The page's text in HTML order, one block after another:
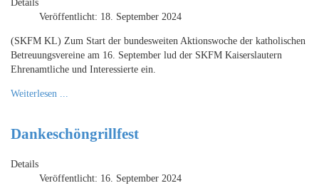
Details
Veröffentlicht: 18. September 2024
(SKFM KL) Zum Start der bundesweiten Aktionswoche der katholischen
Betreuungsvereine am 16. September lud der SKFM Kaiserslautern
Ehrenamtliche und Interessierte ein.
Weiterlesen ...
Dankeschöngrillfest
Details
Veröffentlicht: 16. September 2024